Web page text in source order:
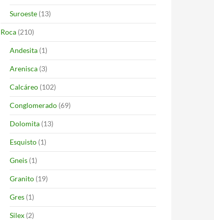
Suroeste (13)
Roca (210)
Andesita (1)
Arenisca (3)
Calcáreo (102)
Conglomerado (69)
Dolomita (13)
Esquisto (1)
Gneis (1)
Granito (19)
Gres (1)
Silex (2)